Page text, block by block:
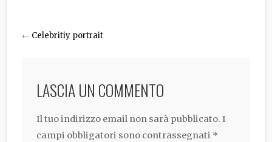
← Celebritiy portrait
LASCIA UN COMMENTO
Il tuo indirizzo email non sarà pubblicato. I
campi obbligatori sono contrassegnati *